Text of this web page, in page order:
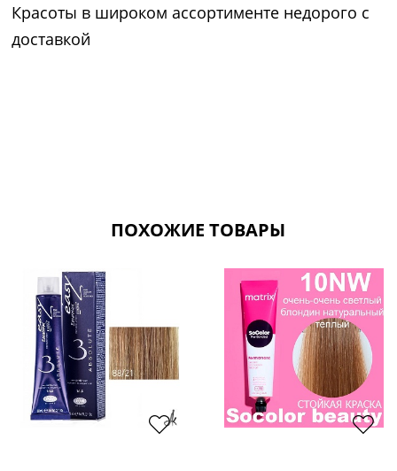
Красоты в широком ассортименте недорого с
доставкой
ПОХОЖИЕ ТОВАРЫ